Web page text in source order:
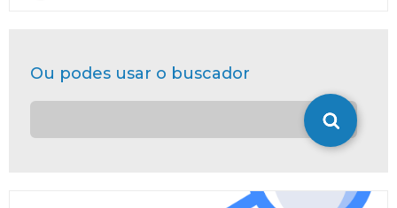
Ou podes usar o buscador